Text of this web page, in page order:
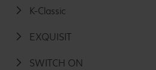
K-Classic
EXQUISIT
SWITCH ON